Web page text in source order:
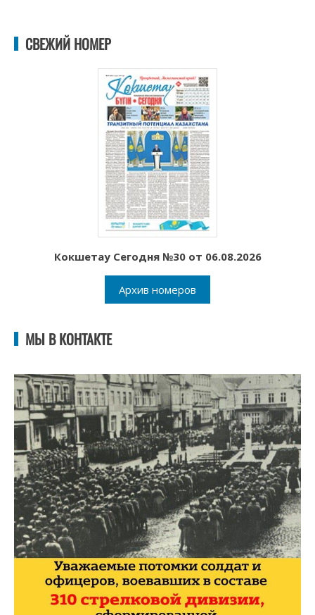
СВЕЖИЙ НОМЕР
Кокшетау Сегодня №30 от 06.08.2026
Архив номеров
МЫ В КОНТАКТЕ